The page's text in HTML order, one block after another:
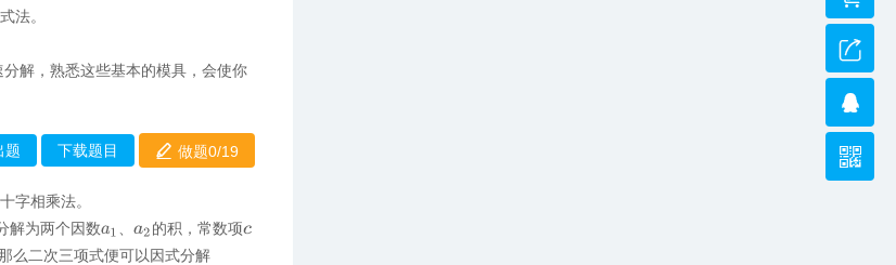
法。
解，熟悉这些基本的模具，会使你
题 下载题目 做题0/19
字相乘法。
解为两个因数a1 、a2的积，常数项c
那么二次三项式便可以因式分解